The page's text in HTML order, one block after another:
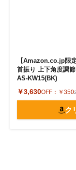
【Amazon.co.jp限
首振り 上下角度調
AS-KW15(BK)
￥3,630OFF： ￥350
ク